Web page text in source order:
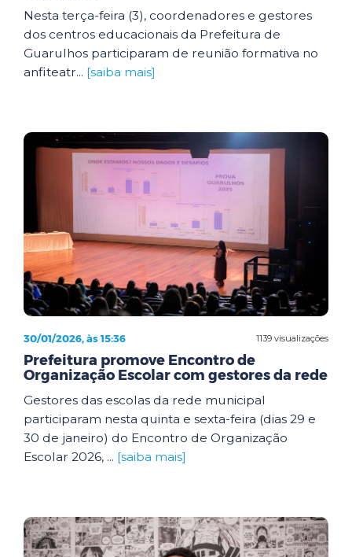
Nesta terça-feira (3), coordenadores e gestores
dos centros educacionais da Prefeitura de
Guarulhos participaram de reunião formativa no
anfiteatr... [saiba mais]
1139 visualizações
30/01/2026, às 15:36
Prefeitura promove Encontro de
Organização Escolar com gestores da rede
Gestores das escolas da rede municipal
participaram nesta quinta e sexta-feira (dias 29 e
30 de janeiro) do Encontro de Organização
Escolar 2026, ... [saiba mais]